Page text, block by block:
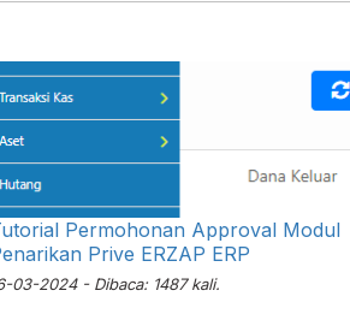
Permohonan Approval Modul
Prive ERZAP ERP
03-2024 - Dibaca: 1487 kali.